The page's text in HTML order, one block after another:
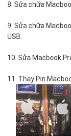
8. Sửa chữa
9. Sửa chữa
USB.
10. Sửa Macbook
11. Thay Pin